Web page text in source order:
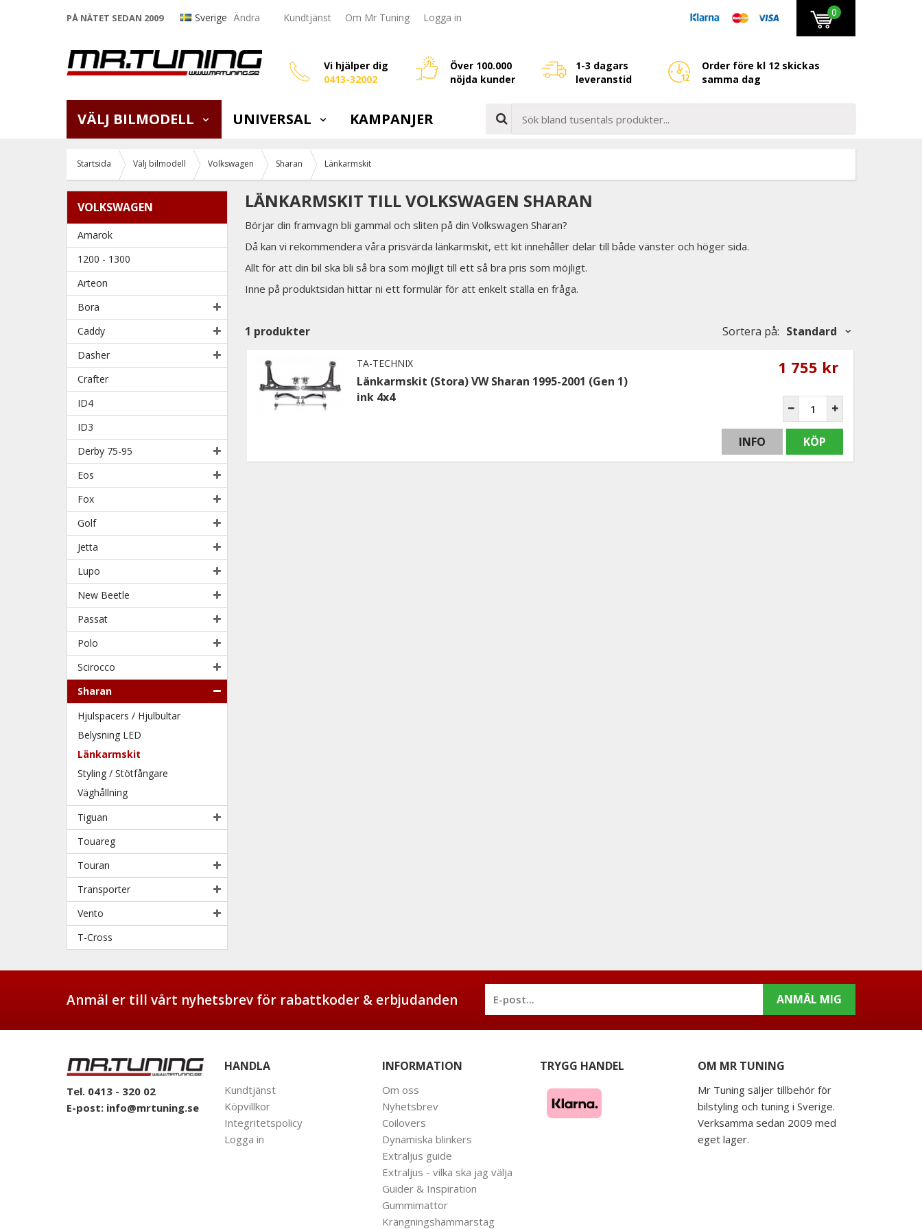
PÅ NÄTET SEDAN 2009 Sverige Ändra Kundtjänst Om Mr Tuning Logga in 0
Vi hjälper dig
0413-32002
Över 100.000
nöjda kunder
1-3 dagars
leveranstid
Order före kl 12 skickas
samma dag
VÄLJ BILMODELL UNIVERSAL KAMPANJER
Startsida Välj bilmodell Volkswagen Sharan Länkarmskit
VOLKSWAGEN
Amarok
1200 - 1300
Arteon
Bora
Caddy
Dasher
Crafter
ID4
ID3
Derby 75-95
Eos
Fox
Golf
Jetta
Lupo
New Beetle
Passat
Polo
Scirocco
Sharan
Hjulspacers / Hjulbultar
Belysning LED
Länkarmskit
Styling / Stötfångare
Väghållning
Tiguan
Touareg
Touran
Transporter
Vento
T-Cross
LÄNKARMSKIT TILL VOLKSWAGEN SHARAN
Börjar din framvagn bli gammal och sliten på din Volkswagen Sharan?
Då kan vi rekommendera våra prisvärda länkarmskit, ett kit innehåller delar till både vänster och höger sida.
Allt för att din bil ska bli så bra som möjligt till ett så bra pris som möjligt.
Inne på produktsidan hittar ni ett formulär för att enkelt ställa en fråga.
1 produkter Sortera på: Standard
TA-TECHNIX
Länkarmskit (Stora) VW Sharan 1995-2001 (Gen 1)
ink 4x4
1 755 kr
INFO KÖP
Anmäl er till vårt nyhetsbrev för rabattkoder & erbjudanden ANMÄL MIG
Tel. 0413 - 320 02
E-post: info@mrtuning.se
HANDLA
Kundtjänst
Köpvillkor
Integritetspolicy
Logga in
INFORMATION
Om oss
Nyhetsbrev
Coilovers
Dynamiska blinkers
Extraljus guide
Extraljus - vilka ska jag välja
Guider & Inspiration
Gummimattor
Krängningshämmarstag
TRYGG HANDEL OM MR TUNING
Mr Tuning säljer tillbehör för
bilstyling och tuning i Sverige.
Verksamma sedan 2009 med
eget lager.